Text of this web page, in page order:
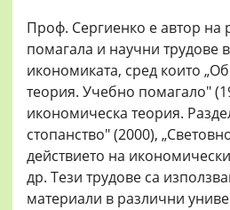
Проф. Сергиенко е автор на
помагала и научни трудове
икономиката, сред които
теория. Учебно помагало"
икономическа теория.
стопанство" (2000),
действието на
др. Тези трудове са
материали в различни